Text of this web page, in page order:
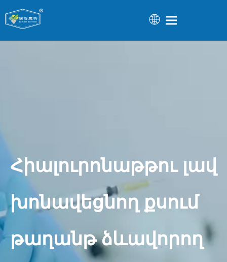
Հիալուրոնաթթու լավ
խոնավեցնող քսում
թաղանթ ձևավորող